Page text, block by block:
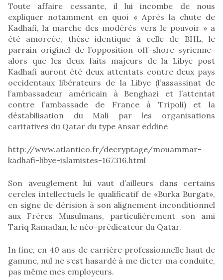
Toute affaire cessante, il lui incombe de nous
expliquer notamment en quoi « Après la chute de
Kadhafi, la marche des modérés vers le pouvoir » a
été amorcée, thèse identique à celle de BHL, le
parrain originel de l’opposition off-shore syrienne-
alors que les deux faits majeurs de la Libye post
Kadhafi auront été deux attentats contre deux pays
occidentaux libérateurs de la Libye (l’assassinat de
l’ambassadeur américain à Benghazi et l’attentat
contre l’ambassade de France à Tripoli) et la
déstabilisation du Mali par les organisations
caritatives du Qatar du type Ansar eddine
http://www.atlantico.fr/decryptage/mouammar-
kadhafi-libye-islamistes-167316.html
Son aveuglement lui vaut d’ailleurs dans certains
cercles intellectuels le qualificatif de «Burka Burgat»,
en signe de dérision à son alignement inconditionnel
aux Frères Musulmans, particulièrement son ami
Tariq Ramadan, le néo-prédicateur du Qatar.
In fine, en 40 ans de carrière professionnelle haut de
gamme, nul ne s‘est hasardé à me dicter ma conduite,
pas même mes employeurs.